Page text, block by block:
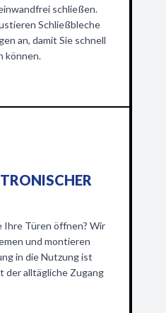
schließen.
Schließbleche
an, damit Sie schnell
können.
Ihre Türen öffnen? Wir
und montieren
in die Nutzung ist
der alltägliche Zugang